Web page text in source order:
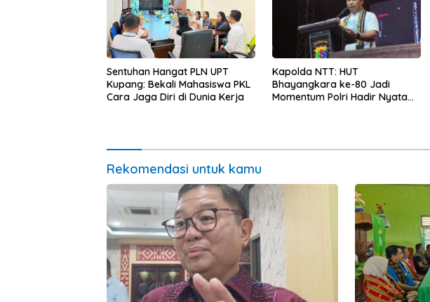
Sentuhan Hangat PLN UPT
Kupang: Bekali Mahasiswa PKL
Cara Jaga Diri di Dunia Kerja
Kapolda NTT: HUT
Bhayangkara ke-80 Jadi
Momentum Polri Hadir Nyata
Rekomendasi untuk kamu